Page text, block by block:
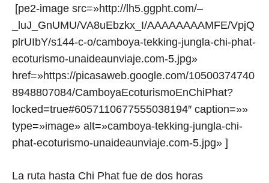
[pe2-image src=»http://lh5.ggpht.com/–
_luJ_GnUMU/VA8uEbzkx_I/AAAAAAAAMFE/VpjQ
plrUIbY/s144-c-o/camboya-tekking-jungla-chi-phat-
ecoturismo-unaideaunviaje.com-5.jpg»
href=»https://picasaweb.google.com/10500374740
8948807084/CamboyaEcoturismoEnChiPhat?
locked=true#6057110677555038194″ caption=»»
type=»image» alt=»camboya-tekking-jungla-chi-
phat-ecoturismo-unaideaunviaje.com-5.jpg» ]
La ruta hasta Chi Phat fue de dos horas